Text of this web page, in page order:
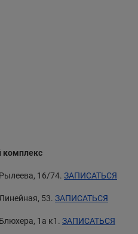
16/74. ЗАПИСАТЬСЯ
53. ЗАПИСАТЬСЯ
1а к1. ЗАПИСАТЬСЯ